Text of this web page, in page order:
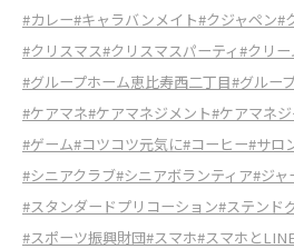
#カレー#キャラバンメイト#クジャペン#
#クリスマス#クリスマスパーティ#クリ
#グループホーム恵比寿西二丁目#グルー
#ケアマネ#ケアマネジメント#ケアマネ
#ゲーム#コツコツ元気に#コーヒー#サロ
#シニアクラブ#シニアボランティア#ジャ
#スタンダードプリコーション#ステンド
#スポーツ振興財団#スマホ#スマホと